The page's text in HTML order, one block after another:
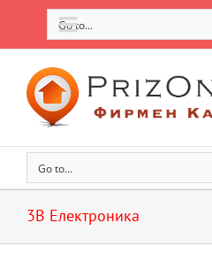
Go to...
Go to...
3В Електроника